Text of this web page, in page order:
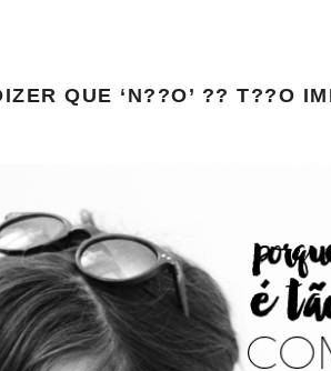
QUE ‘N??O’ ?? T??O